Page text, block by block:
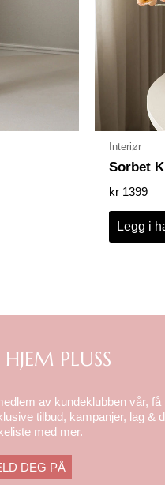
Interiør
Sorbet
kr 1399
Legg i
HJEM PLUSS
av kundeklubben vår, få
tilbud, kampanjer, lag &
med mer.
DEG PÅ